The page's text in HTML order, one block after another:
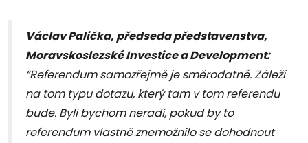
Václav Palička, předseda představenstva,
Moravskoslezské Investice a Development:
“Referendum samozřejmě je směrodatné. Záleží
na tom typu dotazu, který tam v tom referendu
bude. Byli bychom neradi, pokud by to
referendum vlastně znemožnilo se dohodnout